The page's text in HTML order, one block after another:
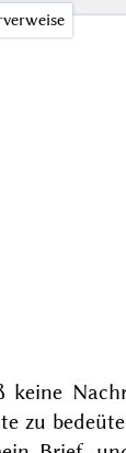
zu